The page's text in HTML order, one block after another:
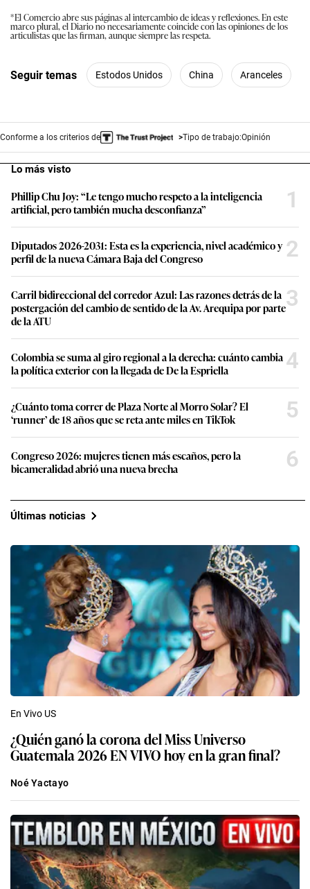
*El Comercio abre sus páginas al intercambio de ideas y reflexiones. En este
marco plural, el Diario no necesariamente coincide con las opiniones de los
articulistas que las firman, aunque siempre las respeta.
Seguir temas Estodos Unidos China Aranceles
Conforme a los criterios de Tipo de trabajo:Opinión
Lo más visto
Phillip Chu Joy: “Le tengo mucho respeto a la inteligencia
artificial, pero también mucha desconfianza”
1
Diputados 2026-2031: Esta es la experiencia, nivel académico y
perfil de la nueva Cámara Baja del Congreso
2
Carril bidireccional del corredor Azul: Las razones detrás de la
postergación del cambio de sentido de la Av. Arequipa por parte
de la ATU
3
Colombia se suma al giro regional a la derecha: cuánto cambia
la política exterior con la llegada de De la Espriella
4
¿Cuánto toma correr de Plaza Norte al Morro Solar? El
‘runner’ de 18 años que se reta ante miles en TikTok
5
Congreso 2026: mujeres tienen más escaños, pero la
bicameralidad abrió una nueva brecha
6
Últimas noticias
En Vivo US
¿Quién ganó la corona del Miss Universo
Guatemala 2026 EN VIVO hoy en la gran final?
Noé Yactayo